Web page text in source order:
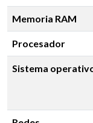
Memoria RAM
Procesador
Sistema